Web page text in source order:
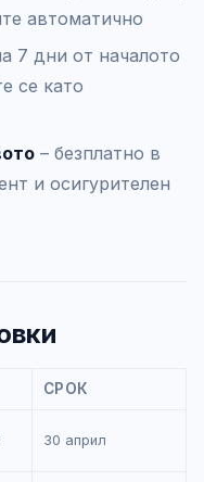
автоматично
7 дни от началото
се като
– безплатно в
и осигурителен
СРОК
30 април